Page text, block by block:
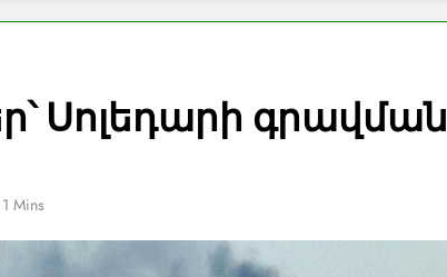
Սոլեդարի գրավման
1 Mins